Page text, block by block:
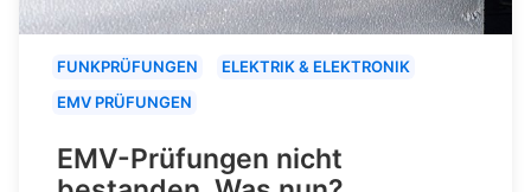
FUNKPRÜFUNGEN
ELEKTRIK & ELEKTRONIK
EMV PRÜFUNGEN
EMV-Prüfungen nicht